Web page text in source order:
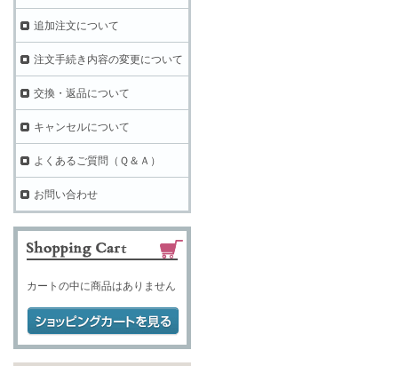
追加注文について
注文手続き内容の変更について
交換・返品について
キャンセルについて
よくあるご質問（Ｑ＆Ａ）
お問い合わせ
カートの中に商品はありません